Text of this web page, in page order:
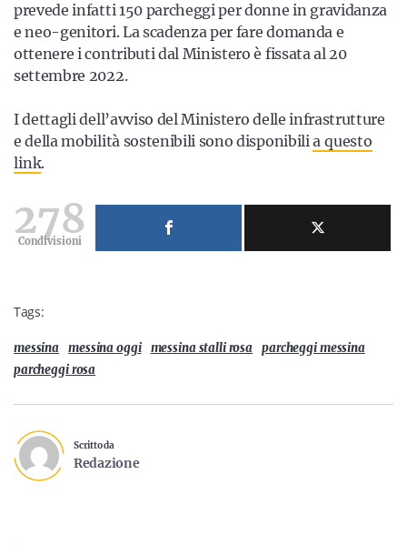
prevede infatti 150 parcheggi per donne in gravidanza
e neo-genitori. La scadenza per fare domanda e
ottenere i contributi dal Ministero è fissata al 20
settembre 2022.
I dettagli dell’avviso del Ministero delle infrastrutture
e della mobilità sostenibili sono disponibilia questo
link.
278
Condivisioni
Tags:
messina messina oggi messina stalli rosa parcheggi messina
parcheggi rosa
Scritto da
Redazione